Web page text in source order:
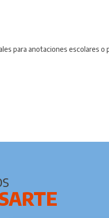
para anotaciones escolares